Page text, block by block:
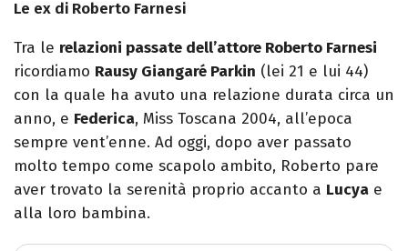
Le ex di Roberto Farnesi
Tra le relazioni passate dell’attore Roberto Farnesi
ricordiamo Rausy Giangaré Parkin (lei 21 e lui 44)
con la quale ha avuto una relazione durata circa un
anno, e Federica, Miss Toscana 2004, all’epoca
sempre vent’enne. Ad oggi, dopo aver passato
molto tempo come scapolo ambito, Roberto pare
aver trovato la serenità proprio accanto a Lucya e
alla loro bambina.